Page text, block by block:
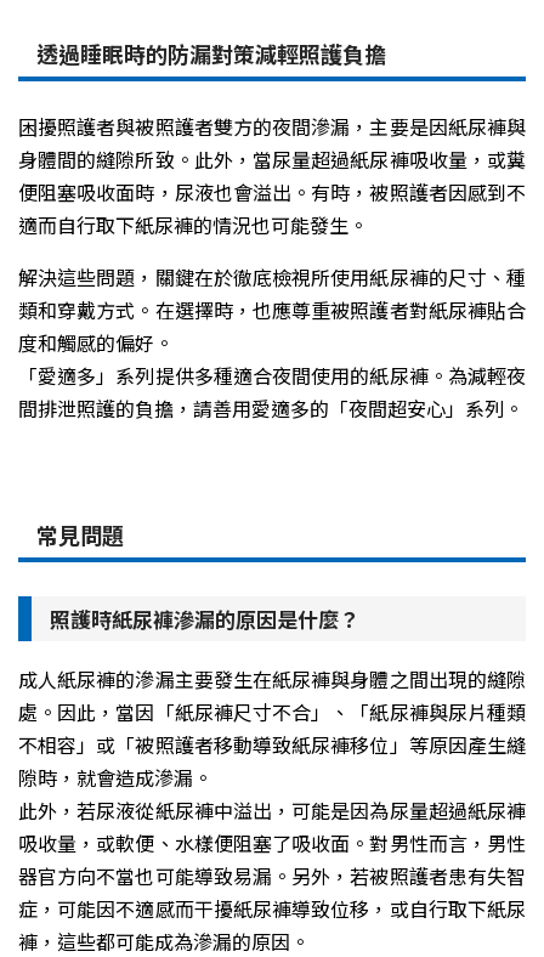
透過睡眠時的防漏對策減輕照護負擔
困擾照護者與被照護者雙方的夜間滲漏，主要是因紙尿褲與
身體間的縫隙所致。此外，當尿量超過紙尿褲吸收量，或糞
便阻塞吸收面時，尿液也會溢出。有時，被照護者因感到不
適而自行取下紙尿褲的情況也可能發生。
解決這些問題，關鍵在於徹底檢視所使用紙尿褲的尺寸、種
類和穿戴方式。在選擇時，也應尊重被照護者對紙尿褲貼合
度和觸感的偏好。
「愛適多」系列提供多種適合夜間使用的紙尿褲。為減輕夜
間排泄照護的負擔，請善用愛適多的「夜間超安心」系列。
常見問題
照護時紙尿褲滲漏的原因是什麼？
成人紙尿褲的滲漏主要發生在紙尿褲與身體之間出現的縫隙
處。因此，當因「紙尿褲尺寸不合」、「紙尿褲與尿片種類
不相容」或「被照護者移動導致紙尿褲移位」等原因產生縫
隙時，就會造成滲漏。
此外，若尿液從紙尿褲中溢出，可能是因為尿量超過紙尿褲
吸收量，或軟便、水樣便阻塞了吸收面。對男性而言，男性
器官方向不當也可能導致易漏。另外，若被照護者患有失智
症，可能因不適感而干擾紙尿褲導致位移，或自行取下紙尿
褲，這些都可能成為滲漏的原因。